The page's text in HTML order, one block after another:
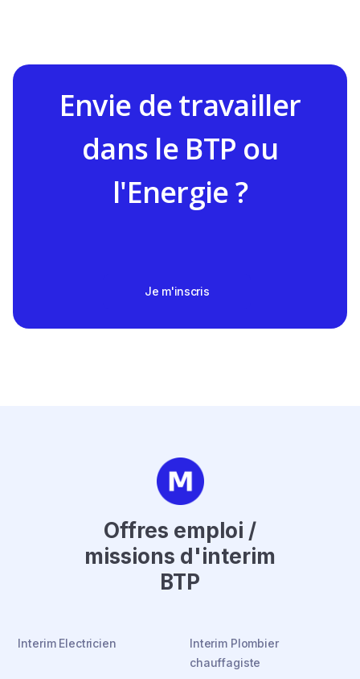
Envie de travailler
dans le BTP ou
l'Energie ?
Je m'inscris
Offres emploi /
missions d'interim
BTP
Interim Electricien
Interim Plombier
chauffagiste